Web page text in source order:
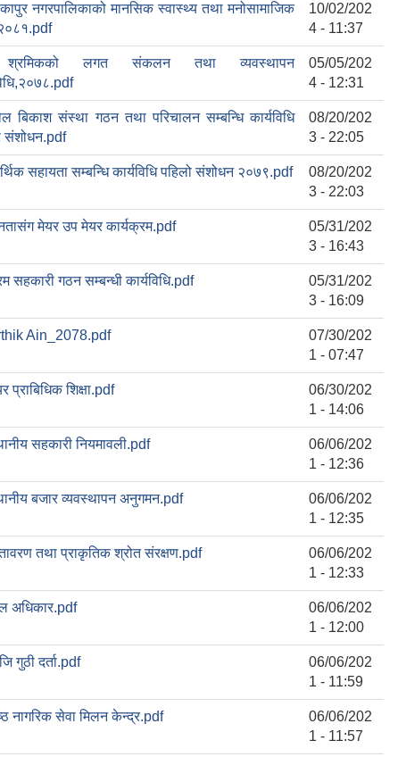
नगरपालिकाको मानसिक स्वास्थ्य तथा मनोसामाजिक
10/02/202
4 - 11:37
श्रमिकको लगत संकलन तथा व्यवस्थापन
05/05/202
4 - 12:31
बिकाश संस्था गठन तथा परिचालन सम्बन्धि कार्यविधि
संशोधन.pdf
08/20/202
3 - 22:05
सहायता सम्बन्धि कार्यविधि पहिलो संशोधन २०७९.pdf
08/20/202
3 - 22:03
मेयर उप मेयर कार्यक्रम.pdf
05/31/202
3 - 16:43
सहकारी गठन सम्बन्धी कार्यविधि.pdf
05/31/202
3 - 16:09
Ain_2078.pdf
07/30/202
1 - 07:47
प्राबिधिक शिक्षा.pdf
06/30/202
1 - 14:06
सहकारी नियमावली.pdf
06/06/202
1 - 12:36
बजार व्यवस्थापन अनुगमन.pdf
06/06/202
1 - 12:35
तथा प्राकृतिक श्रोत संरक्षण.pdf
06/06/202
1 - 12:33
अधिकार.pdf
06/06/202
1 - 12:00
गुठी दर्ता.pdf
06/06/202
1 - 11:59
नागरिक सेवा मिलन केन्द्र.pdf
06/06/202
1 - 11:57